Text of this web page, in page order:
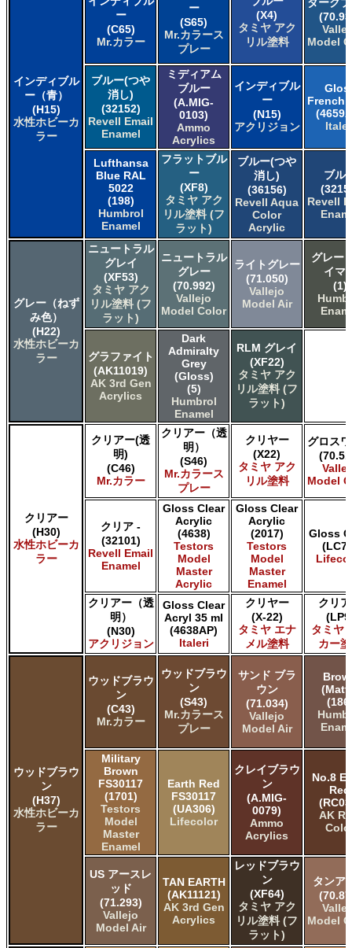
インディブル
ー（青）
(H15)
水性ホビーカ
ラー
ー
(C65)
Mr.カラー
ー
(S65)
Mr.カラース
プレー
(X4)
タミヤ アク
リル塗料
ダーク
Model
ブルー(つや
消し)
(32152)
Revell Email
Enamel
ミディアム
ブルー
(A.MIG-
0103)
Ammo
Acrylics
インディブル
ー
(N15)
アクリジョン
French
Lufthansa
Blue RAL
5022
(198)
Humbrol
Enamel
フラットブル
ー
(XF8)
タミヤ アク
リル塗料 (フ
ラット)
ブルー(つや
消し)
(36156)
Revell Aqua
Color
Acrylic
ブル
Revell
グレー（ねず
み色）
(H22)
水性ホビーカ
ラー
ニュートラル
グレイ
(XF53)
タミヤ アク
リル塗料 (フ
ラット)
ニュートラル
グレー
(70.992)
Vallejo
Model Color
ライトグレー
(71.050)
Vallejo
Model Air
グレー
イマ
(1)
グラファイト
(AK11019)
AK 3rd Gen
Acrylics
Dark
Admiralty
Grey
(Gloss)
(5)
Humbrol
Enamel
RLM グレイ
(XF22)
タミヤ アク
リル塗料 (フ
ラット)
クリアー
(H30)
水性ホビーカ
ラー
クリアー(透
明)
(C46)
Mr.カラー
クリアー（透
明）
(S46)
Mr.カラース
プレー
クリヤー
(X22)
タミヤ アク
リル塗料
グロス
Model
クリア -
(32101)
Revell Email
Enamel
Gloss Clear
Acrylic
(4638)
Testors
Model
Master
Acrylic
Gloss Clear
Acrylic
(2017)
Testors
Model
Master
Enamel
Gloss
クリアー（透
明）
(N30)
アクリジョン
Gloss Clear
Acryl 35 ml
(4638AP)
Italeri
クリヤー
(X-22)
タミヤ エナ
メル塗料
クリ
タミヤ
カー
ウッドブラウ
ン
(H37)
水性ホビーカ
ラー
ウッドブラウ
ン
(C43)
Mr.カラー
ウッドブラウ
ン
(S43)
Mr.カラース
プレー
サンド ブラ
ウン
(71.034)
Vallejo
Model Air
Military
Brown
FS30117
(1701)
Testors
Model
Master
Enamel
Earth Red
FS30117
(UA306)
Lifecolor
クレイブラウ
ン
(A.MIG-
0079)
Ammo
Acrylics
No.8
Red
AK
US アースレ
ッド
(71.293)
Vallejo
Model Air
TAN EARTH
(AK11121)
AK 3rd Gen
Acrylics
レッドブラウ
ン
(XF64)
タミヤ アク
リル塗料 (フ
ラット)
タンア
Model